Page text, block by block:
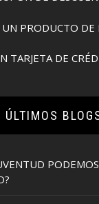
PRODUCTO DE
TARJETA DE
ÚLTIMOS